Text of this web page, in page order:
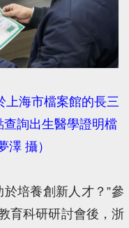
上海市檔案館的長三
詢出生醫學證明檔
澤 攝）
培養創新人才？”參
育科研研討會後，浙